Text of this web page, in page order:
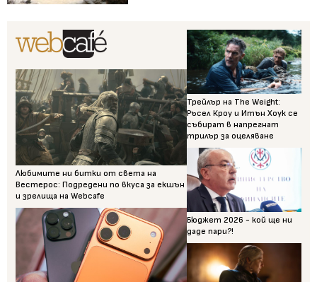
Любимите ни битки от света на
Вестерос: Подредени по вкуса за екшън
и зрелища на Webcafe
Трейлър на The Weight:
Ръсел Кроу и Итън Хоук се
събират в напрегнат
трилър за оцеляване
Бюджет 2026 - кой ще ни
даде пари?!